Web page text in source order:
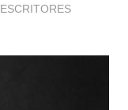
ESCRITORES